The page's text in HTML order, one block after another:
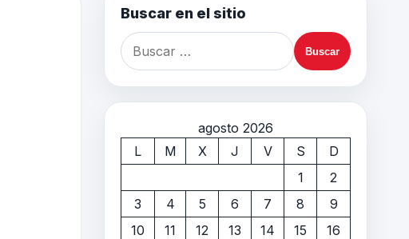
Buscar en el sitio
agosto 2026
L
M X J V S
D
1
2
3
4 5 6 7 8
9
10
11 12 13 14 15
16